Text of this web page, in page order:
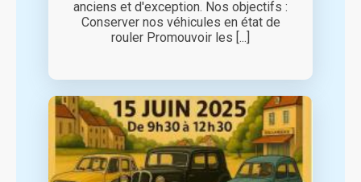
anciens et d'exception. Nos objectifs :
Conserver nos véhicules en état de
rouler Promouvoir les [...]